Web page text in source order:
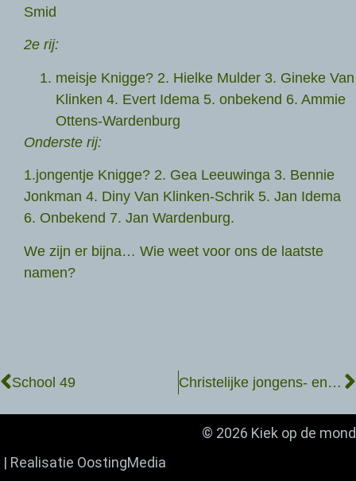
Smid
2e rij:
meisje Knigge? 2. Hielke Mulder 3. Gineke Van
Klinken 4. Evert Idema 5. onbekend 6. Ammie
Ottens-Wardenburg
Onderste rij:
1.jongentje Knigge? 2. Gea Leeuwinga 3. Bennie
Jonkman 4. Diny Van Klinken-Schrik 5. Jan Idema
6. Onbekend 7. Jan Wardenburg.
We zijn er bijna… Wie weet voor ons de laatste
namen?
School 49 Christelijke jongens- en meisjesvereniging
© 2026 Kiek op de mond
| Realisatie OostingMedia